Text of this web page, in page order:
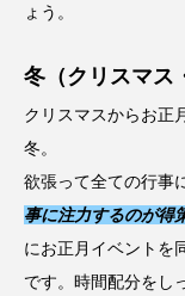
ょう。
冬（クリスマス
クリスマスからお正
冬。
欲張って全ての行事
事に注力するのが得
にお正月イベントを
です。時間配分をし